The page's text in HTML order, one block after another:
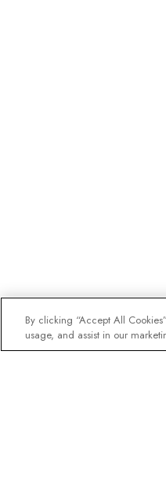
By clicking “Accept All
usage, and assist in our